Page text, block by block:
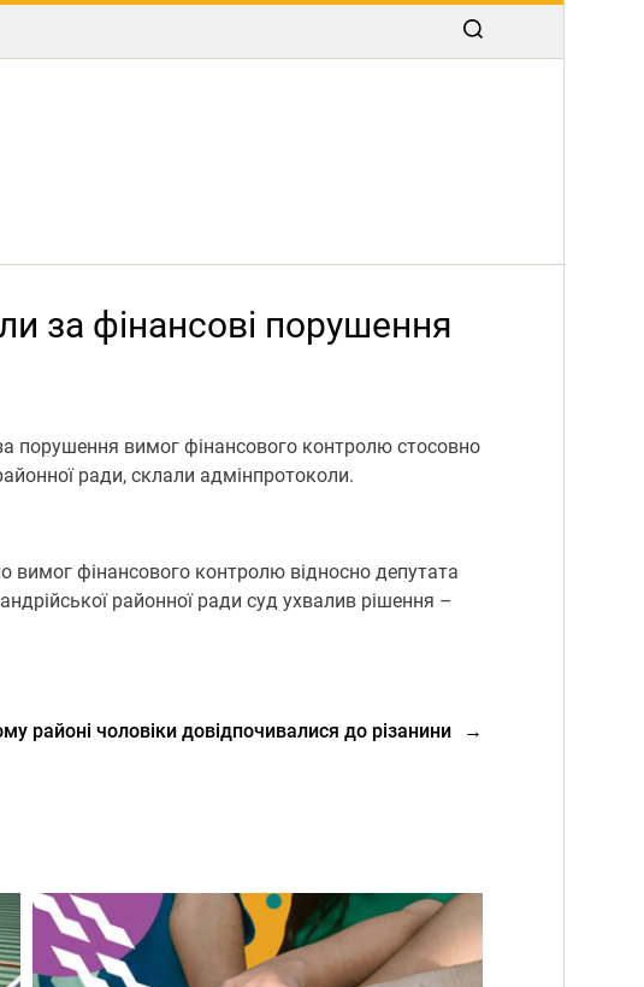
за фінансові порушення
порушення вимог фінансового контролю стосовно
ради, склали адмінпротоколи.
вимог фінансового контролю відносно депутата
районної ради суд ухвалив рішення –
→
районі чоловіки довідпочивалися до різанини